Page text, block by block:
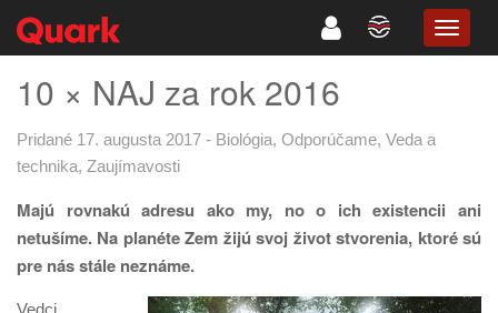
10 × NAJ za rok 2016
Pridané 17. augusta 2017 - Biológia, Odporúčame, Veda a
technika, Zaujímavosti
Majú rovnakú adresu ako my, no o ich existencii ani
netušíme. Na planéte Zem žijú svoj život stvorenia, ktoré sú
pre nás stále neznáme.
Vedci